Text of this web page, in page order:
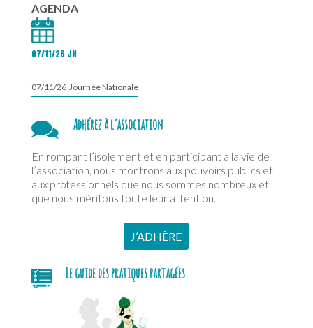
AGENDA
07/11/26 JN
07/11/26 Journée Nationale
Adhérez à l’association
En rompant l’isolement et en participant à la vie de
l’association, nous montrons aux pouvoirs publics et
aux professionnels que nous sommes nombreux et
que nous méritons toute leur attention.
J’ADHÈRE
Le guide des pratiques partagées